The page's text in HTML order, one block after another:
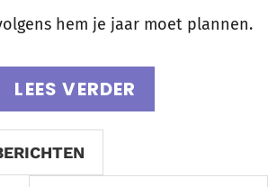
hem je jaar moet plannen.
LEES VERDER